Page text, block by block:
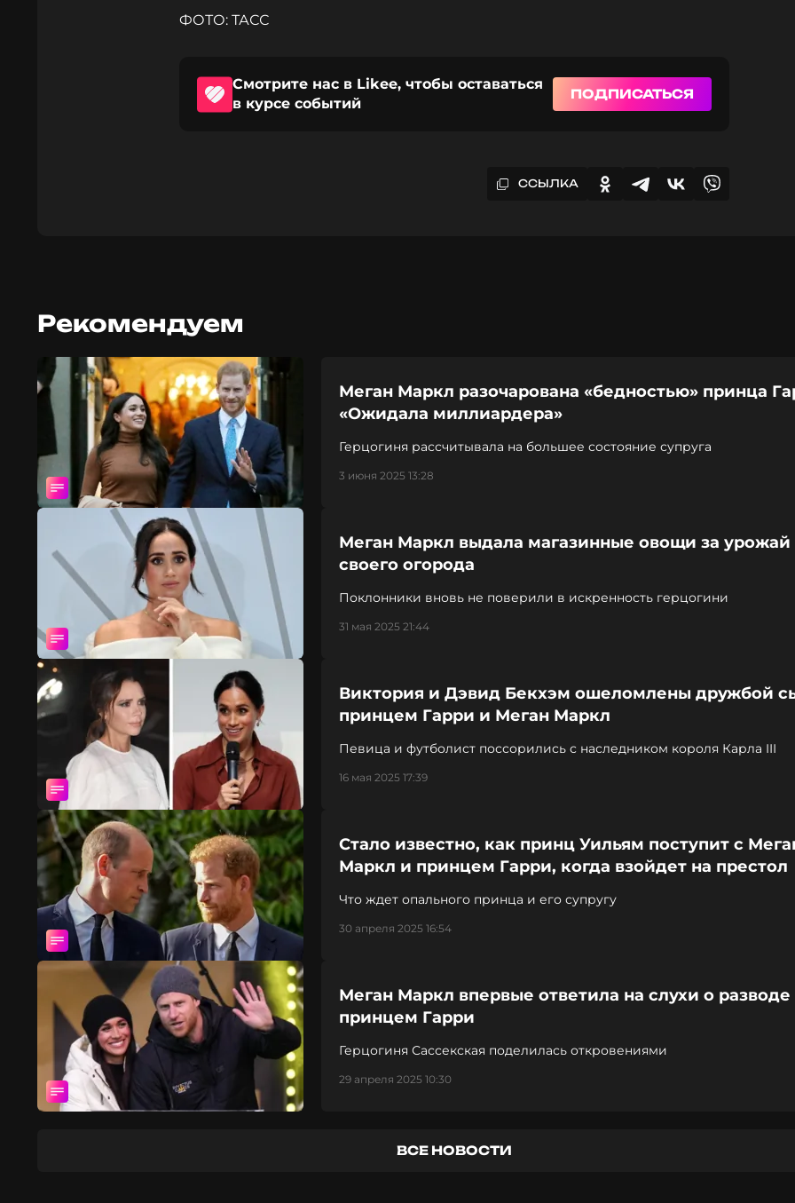
ФОТО: ТАСС
Смотрите нас в Likee, чтобы оставаться
в курсе событий
ПОДПИСАТЬСЯ
ССЫЛКА
Рекомендуем
Меган Маркл разочарована «бедностью» принца
«Ожидала миллиардера»
Герцогиня рассчитывала на большее состояние супруга
3 июня 2025 13:28
Меган Маркл выдала магазинные овощи за урожай
своего огорода
Поклонники вновь не поверили в искренность герцогини
31 мая 2025 21:44
Виктория и Дэвид Бекхэм ошеломлены дружбой
принцем Гарри и Меган Маркл
Певица и футболист поссорились с наследником короля Карла III
16 мая 2025 17:39
Стало известно, как принц Уильям поступит с
Маркл и принцем Гарри, когда взойдет на престол
Что ждет опального принца и его супругу
30 апреля 2025 16:54
Меган Маркл впервые ответила на слухи о разводе
принцем Гарри
Герцогиня Сассекская поделилась откровениями
29 апреля 2025 10:30
ВСЕ НОВОСТИ